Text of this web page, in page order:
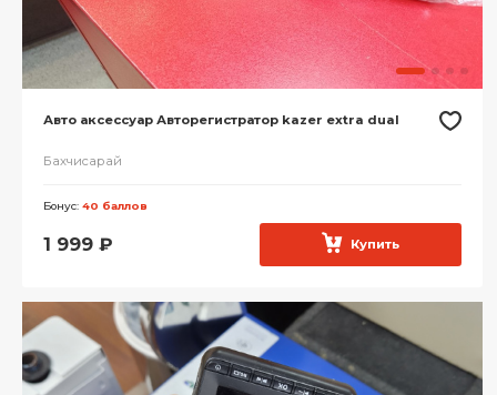
Авто аксессуар Авторегистратор kazer extra dual
Бахчисарай
Бонус: 40 баллов
1 999 ₽ Купить